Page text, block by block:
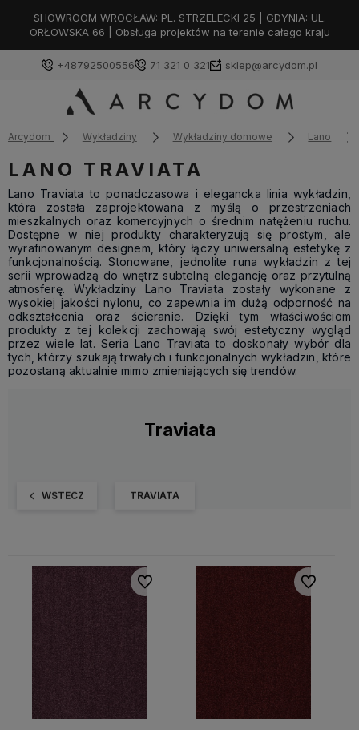
SHOWROOM WROCŁAW: PL. STRZELECKI 25 | GDYNIA: UL.
ORŁOWSKA 66 | Obsługa projektów na terenie całego kraju
+48792500556 71 321 0 321 sklep@arcydom.pl
Arcydom Wykładziny Wykładziny domowe Lano
LANO TRAVIATA
Lano Traviata to ponadczasowa i elegancka linia wykładzin,
która została zaprojektowana z myślą o przestrzeniach
mieszkalnych oraz komercyjnych o średnim natężeniu ruchu.
Dostępne w niej produkty charakteryzują się prostym, ale
wyrafinowanym designem, który łączy uniwersalną estetykę z
funkcjonalnością. Stonowane, jednolite runa wykładzin z tej
serii wprowadzą do wnętrz subtelną elegancję oraz przytulną
atmosferę. Wykładziny Lano Traviata zostały wykonane z
wysokiej jakości nylonu, co zapewnia im dużą odporność na
odkształcenia oraz ścieranie. Dzięki tym właściwościom
produkty z tej kolekcji zachowają swój estetyczny wygląd
przez wiele lat. Seria Lano Traviata to doskonały wybór dla
tych, którzy szukają trwałych i funkcjonalnych wykładzin, które
pozostaną aktualnie mimo zmieniających się trendów.
Traviata
WSTECZ TRAVIATA
Do ulubionych Do